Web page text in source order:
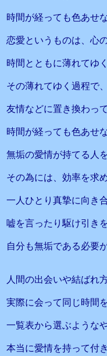
時間が経っても色あせ
恋愛というものは、心
時間とともに薄れてゆ
その薄れてゆく過程で
友情などに置き換わっ
時間が経っても色あせ
無垢の愛情が持てる人
その為には、効率を求
一人ひとり真摯に向き
嘘を言ったり駆け引き
自分も無垢である必要
人間の出会いや結ばれ
実際に会って同じ時間
一覧表から選ぶような
本当に愛情を持って付